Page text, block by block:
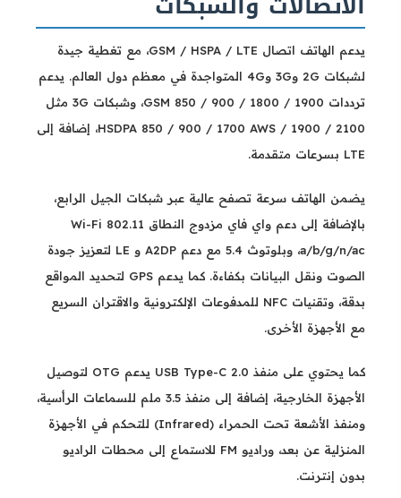
يدعم الهاتف اتصال GSM / HSPA / LTE، مع تغطية جيدة
لشبكات 2G و3G و4G المتواجدة في معظم دول العالم. يدعم
ترددات GSM 850 / 900 / 1800 / 1900، وشبكات 3G مثل
HSDPA 850 / 900 / 1700 AWS / 1900 / 2100، إضافة إلى
LTE بسرعات متقدمة.
يضمن الهاتف سرعة تصفح عالية عبر شبكات الجيل الرابع،
بالإضافة إلى دعم واي فاي مزدوج النطاق Wi-Fi 802.11
a/b/g/n/ac، وبلوتوث 5.4 مع دعم A2DP و LE لتعزيز جودة
الصوت ونقل البيانات بكفاءة. كما يدعم GPS لتحديد المواقع
بدقة، وتقنيات NFC للمدفوعات الإلكترونية والاقتران السريع
مع الأجهزة الأخرى.
كما يحتوي على منفذ USB Type-C 2.0 يدعم OTG لتوصيل
الأجهزة الخارجية، إضافة إلى منفذ 3.5 ملم للسماعات الرأسية،
ومنفذ الأشعة تحت الحمراء (Infrared) للتحكم في الأجهزة
المنزلية عن بعد، وراديو FM للاستماع إلى محطات الراديو
بدون إنترنت.